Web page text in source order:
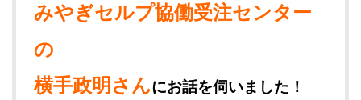
みやぎセルプ協働受注センター
の
横手政明さんにお話を伺いました！